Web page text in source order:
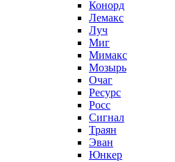
Конорд
Лемакс
Луч
Миг
Мимакс
Мозырь
Очаг
Ресурс
Росс
Сигнал
Траян
Эван
Юнкер